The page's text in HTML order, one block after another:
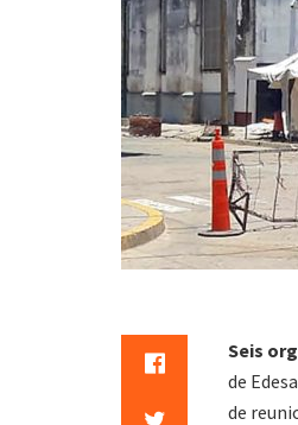
Seis
de
de